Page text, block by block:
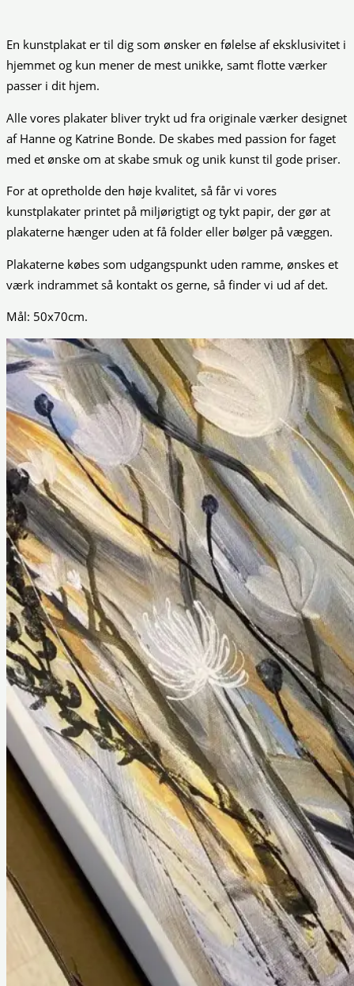
En kunstplakat er til dig som ønsker en følelse af eksklusivitet i
hjemmet og kun mener de mest unikke, samt flotte værker
passer i dit hjem.
Alle vores plakater bliver trykt ud fra originale værker designet
af Hanne og Katrine Bonde. De skabes med passion for faget
med et ønske om at skabe smuk og unik kunst til gode priser.
For at opretholde den høje kvalitet, så får vi vores
kunstplakater printet på miljørigtigt og tykt papir, der gør at
plakaterne hænger uden at få folder eller bølger på væggen.
Plakaterne købes som udgangspunkt uden ramme, ønskes et
værk indrammet så kontakt os gerne, så finder vi ud af det.
Mål: 50x70cm.